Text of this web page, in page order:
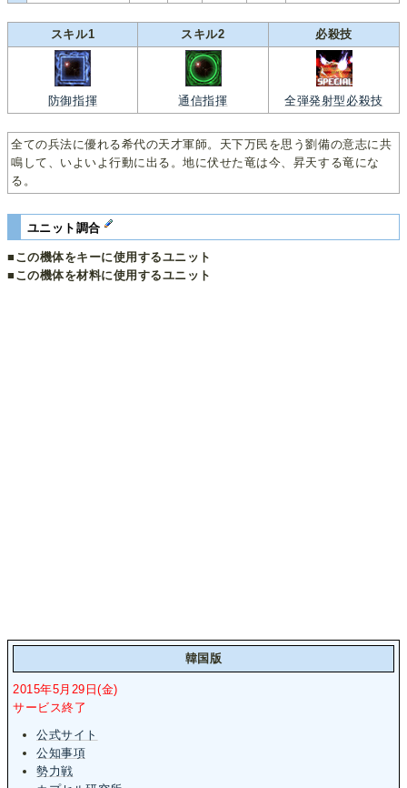
スキル1 スキル2 必殺技
防御指揮 通信指揮 全弾発射型必殺技
全ての兵法に優れる希代の天才軍師。天下万民を思う劉備の意志に共
鳴して、いよいよ行動に出る。地に伏せた竜は今、昇天する竜にな
る。
ユニット調合
■この機体をキーに使用するユニット
■この機体を材料に使用するユニット
韓国版
2015年5月29日(金)
サービス終了
公式サイト
公知事項
勢力戦